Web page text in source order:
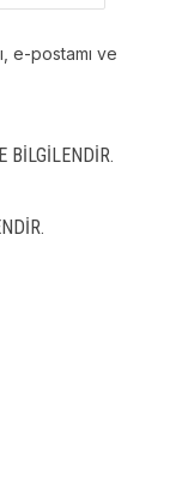
e-postamı ve
BILGILENDIR.